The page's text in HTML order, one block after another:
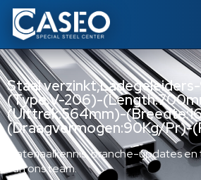
Staal
(Type:V-206)-
(Uittrek:564mm)-
(Draagvermogen:90Kg/Pr)-
Materiaalkennis, branche-updates
van ons team.